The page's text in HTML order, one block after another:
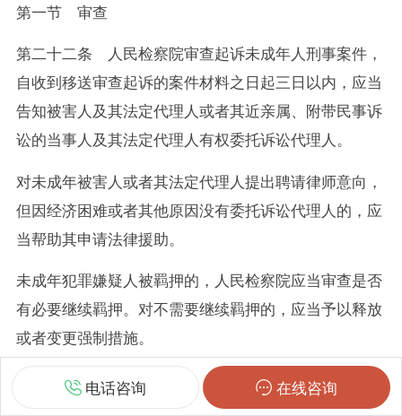
电话咨询 在线咨询
第一节 审查
第二十二条 人民检察院审查起诉未成年人刑事案件，
自收到移送审查起诉的案件材料之日起三日以内，应当
告知被害人及其法定代理人或者其近亲属、附带民事诉
讼的当事人及其法定代理人有权委托诉讼代理人。
对未成年被害人或者其法定代理人提出聘请律师意向，
但因经济困难或者其他原因没有委托诉讼代理人的，应
当帮助其申请法律援助。
未成年犯罪嫌疑人被羁押的，人民检察院应当审查是否
有必要继续羁押。对不需要继续羁押的，应当予以释放
或者变更强制措施。
审查起诉未成年犯罪嫌疑人，应当听取其父母或者其他
法定代理人、辩护人、被害人及其法定代理人的意见。